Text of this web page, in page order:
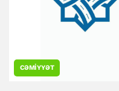
CƏMIYYƏT